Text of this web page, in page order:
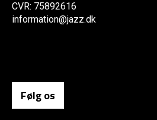
CVR: 75892616
information@jazz.dk
Følg os